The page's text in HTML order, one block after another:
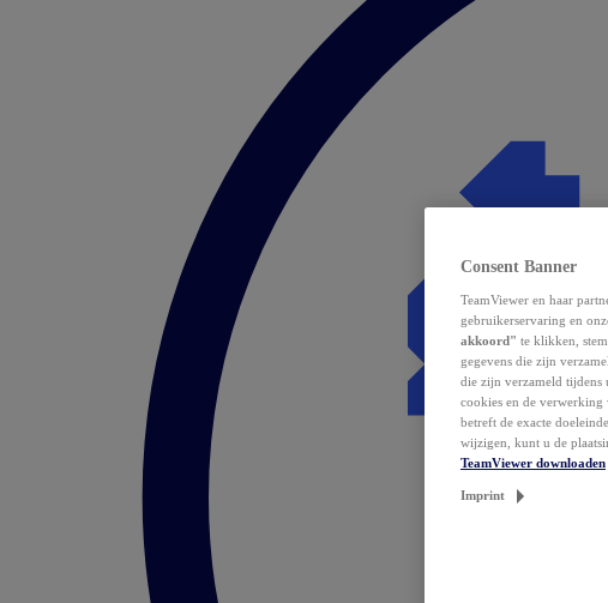
Consent Banner
TeamViewer en haar
gebruikerservaring en
akkoord" te klikken,
gegevens die zijn
die zijn verzameld tijdens
cookies en de verwerking
betreft de exacte
wijzigen, kunt u de
TeamViewer downloaden
Imprint